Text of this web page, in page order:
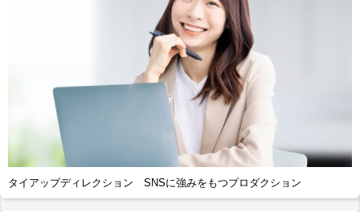
タイアップディレクション SNSに強みをもつプロダクション